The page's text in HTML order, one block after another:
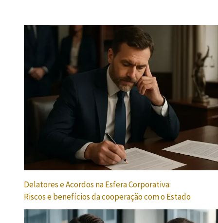
Delatores e Acordos na Esfera Corporativa:
Riscos e benefícios da cooperação com o Estado